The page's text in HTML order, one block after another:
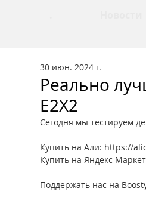
Реально
E2X2
30 июн. 2024 г.
Сегодня мы тестируем
Купить на Али: https://
Купить на Яндекс
Поддержать нас на